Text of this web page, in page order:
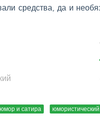
средства, да и
юмор и сатира